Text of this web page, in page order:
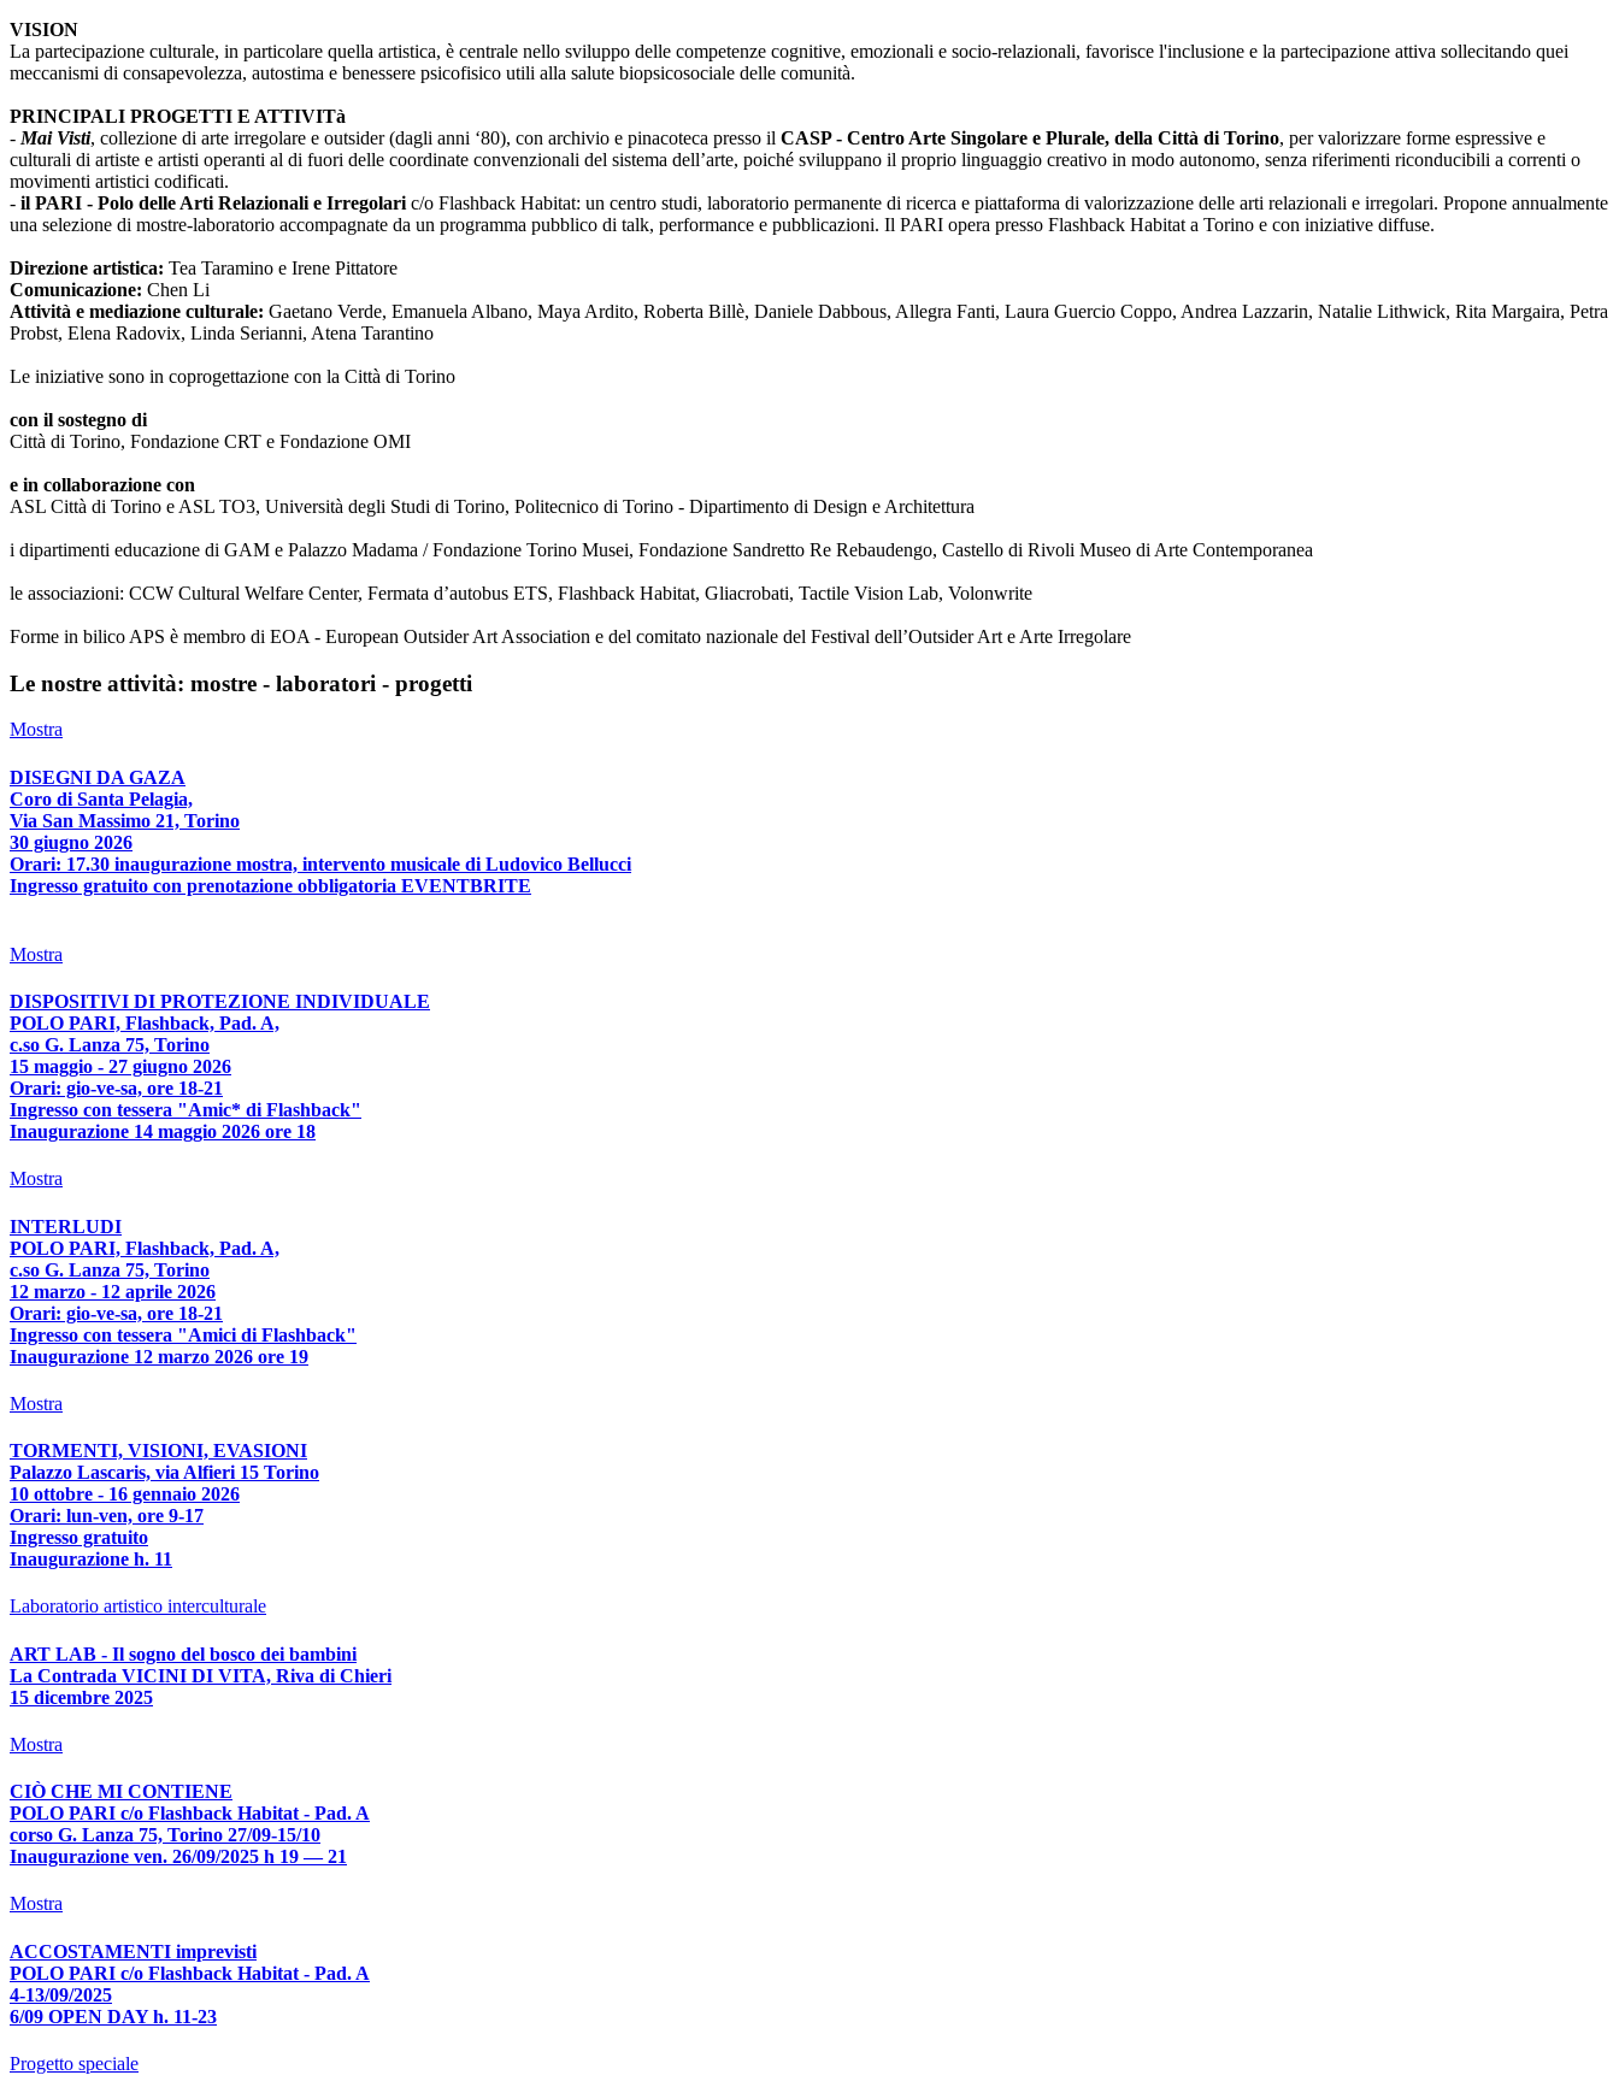
VISION
La partecipazione culturale, in particolare quella artistica, è centrale nello sviluppo delle competenze cognitive, emozionali e socio-relazionali, favorisce l'inclusione e la partecipazione attiva sollecitando quei
meccanismi di consapevolezza, autostima e benessere psicofisico utili alla salute biopsicosociale delle comunità.
PRINCIPALI PROGETTI E ATTIVITà
- Mai Visti, collezione di arte irregolare e outsider (dagli anni ‘80), con archivio e pinacoteca presso il CASP - Centro Arte Singolare e Plurale, della Città di Torino, per valorizzare forme espressive e
culturali di artiste e artisti operanti al di fuori delle coordinate convenzionali del sistema dell’arte, poiché sviluppano il proprio linguaggio creativo in modo autonomo, senza riferimenti riconducibili a correnti o
movimenti artistici codificati.
- il PARI - Polo delle Arti Relazionali e Irregolari c/o Flashback Habitat: un centro studi, laboratorio permanente di ricerca e piattaforma di valorizzazione delle arti relazionali e irregolari. Propone annualmente
una selezione di mostre-laboratorio accompagnate da un programma pubblico di talk, performance e pubblicazioni. Il PARI opera presso Flashback Habitat a Torino e con iniziative diffuse.
Direzione artistica: Tea Taramino e Irene Pittatore
Comunicazione: Chen Li
Attività e mediazione culturale: Gaetano Verde, Emanuela Albano, Maya Ardito, Roberta Billè, Daniele Dabbous, Allegra Fanti, Laura Guercio Coppo, Andrea Lazzarin, Natalie Lithwick, Rita Margaira, Petra
Probst, Elena Radovix, Linda Serianni, Atena Tarantino
Le iniziative sono in coprogettazione con la Città di Torino
con il sostegno di
Città di Torino, Fondazione CRT e Fondazione OMI
e in collaborazione con
ASL Città di Torino e ASL TO3, Università degli Studi di Torino, Politecnico di Torino - Dipartimento di Design e Architettura
i dipartimenti educazione di GAM e Palazzo Madama / Fondazione Torino Musei, Fondazione Sandretto Re Rebaudengo, Castello di Rivoli Museo di Arte Contemporanea
le associazioni: CCW Cultural Welfare Center, Fermata d’autobus ETS, Flashback Habitat, Gliacrobati, Tactile Vision Lab, Volonwrite
Forme in bilico APS è membro di EOA - European Outsider Art Association e del comitato nazionale del Festival dell’Outsider Art e Arte Irregolare
Le nostre attività: mostre - laboratori - progetti
Mostra
DISEGNI DA GAZA
Coro di Santa Pelagia,
Via San Massimo 21, Torino
30 giugno 2026
Orari: 17.30 inaugurazione mostra, intervento musicale di Ludovico Bellucci
Ingresso gratuito con prenotazione obbligatoria EVENTBRITE
Mostra
DISPOSITIVI DI PROTEZIONE INDIVIDUALE
POLO PARI, Flashback, Pad. A,
c.so G. Lanza 75, Torino
15 maggio - 27 giugno 2026
Orari: gio-ve-sa, ore 18-21
Ingresso con tessera "Amic* di Flashback"
Inaugurazione 14 maggio 2026 ore 18
Mostra
INTERLUDI
POLO PARI, Flashback, Pad. A,
c.so G. Lanza 75, Torino
12 marzo - 12 aprile 2026
Orari: gio-ve-sa, ore 18-21
Ingresso con tessera "Amici di Flashback"
Inaugurazione 12 marzo 2026 ore 19
Mostra
TORMENTI, VISIONI, EVASIONI
Palazzo Lascaris, via Alfieri 15 Torino
10 ottobre - 16 gennaio 2026
Orari: lun-ven, ore 9-17
Ingresso gratuito
Inaugurazione h. 11
Laboratorio artistico interculturale
ART LAB - Il sogno del bosco dei bambini
La Contrada VICINI DI VITA, Riva di Chieri
15 dicembre 2025
Mostra
CIÒ CHE MI CONTIENE
POLO PARI c/o Flashback Habitat - Pad. A
corso G. Lanza 75, Torino 27/09-15/10
Inaugurazione ven. 26/09/2025 h 19 — 21
Mostra
ACCOSTAMENTI imprevisti
POLO PARI c/o Flashback Habitat - Pad. A
4-13/09/2025
6/09 OPEN DAY h. 11-23
Progetto speciale